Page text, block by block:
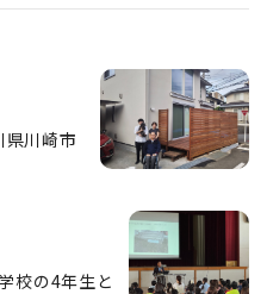
川崎市
校の4年生と